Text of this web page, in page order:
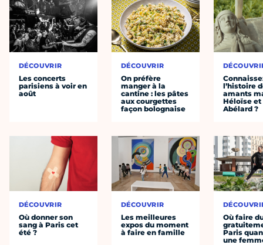
DÉCOUVRIR
Les concerts
parisiens à voir en
août
DÉCOUVRIR
Où donner son
sang à Paris cet
été ?
DÉCOUVRIR
On préfère
manger à la
cantine : les pâtes
aux courgettes
façon bolognaise
DÉCOUVRIR
Les meilleures
expos du moment
à faire en famille
l’histoire
amants
Héloïse et
Abélard ?
Où faire
Paris
une